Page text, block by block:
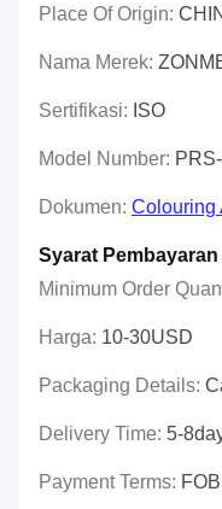
Place Of Origin:
Nama Merek:
Sertifikasi: ISO
Model Number:
Dokumen: Colouring
Syarat
Minimum Order
Harga: 10-30USD
Packaging Details:
Delivery Time: 5-
Payment Terms: FOB